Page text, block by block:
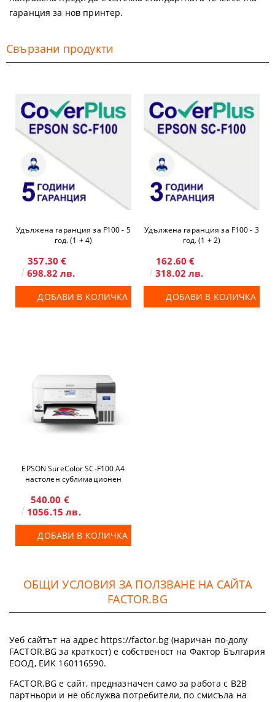
гаранция за нов принтер.
Свързани продукти
Удължена гаранция за F100 - 5
год. (1 + 4)
357.30 €
698.82 лв.
ДОБАВИ В КОЛИЧКА
Удължена гаранция за F100 - 3
год. (1 + 2)
162.60 €
318.02 лв.
ДОБАВИ В КОЛИЧКА
EPSON SureColor SC-F100 A4
настолен сублимационен
540.00 €
1056.15 лв.
ДОБАВИ В КОЛИЧКА
ОБЩИ УСЛОВИЯ ЗА ПОЛЗВАНЕ НА САЙТА
FACTOR.BG
Уеб сайтът на адрес https://factor.bg (наричан по-долу
FACTOR.BG за краткост) е собственост на Фактор България
ЕООД, ЕИК 160116590.
FACTOR.BG е сайт, предназначен само за работа с B2B
партньори и не обслужва потребители, по смисъла на